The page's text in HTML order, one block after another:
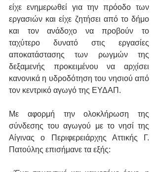
είχε ενημερωθεί για την πρόοδο των
εργασιών και είχε ζητήσει από το δήμο
και τον ανάδοχο να προβούν το
ταχύτερο δυνατό στις εργασίες
αποκατάστασης των ρωγμών της
δεξαμενής προκειμένου να αρχίσει
κανονικά η υδροδότηση του νησιού από
τον κεντρικό αγωγό της ΕΥΔΑΠ.
Με αφορμή την ολοκλήρωση της
σύνδεσης του αγωγού με το νησί της
Αίγινας ο Περιφερειάρχης Αττικής Γ.
Πατούλης επισήμανε τα εξής: